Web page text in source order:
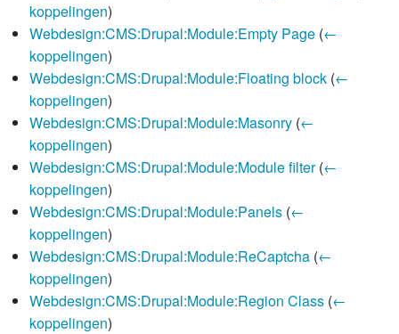
koppelingen)
Webdesign:CMS:Drupal:Module:Empty Page (←
koppelingen)
Webdesign:CMS:Drupal:Module:Floating block (←
koppelingen)
Webdesign:CMS:Drupal:Module:Masonry (←
koppelingen)
Webdesign:CMS:Drupal:Module:Module filter (←
koppelingen)
Webdesign:CMS:Drupal:Module:Panels (←
koppelingen)
Webdesign:CMS:Drupal:Module:ReCaptcha (←
koppelingen)
Webdesign:CMS:Drupal:Module:Region Class (←
koppelingen)